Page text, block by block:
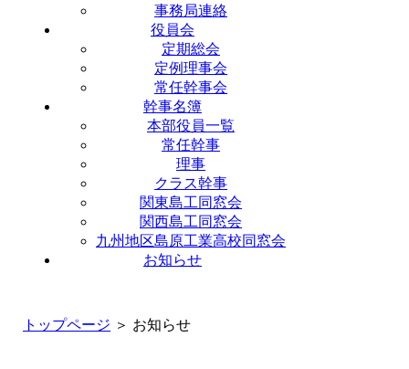
事務局連絡
役員会
定期総会
定例理事会
常任幹事会
幹事名簿
本部役員一覧
常任幹事
理事
クラス幹事
関東島工同窓会
関西島工同窓会
九州地区島原工業高校同窓会
お知らせ
トップページ ＞ お知らせ